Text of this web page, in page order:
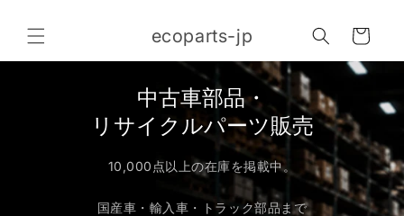
進む
ecoparts-jp
ー
ト
中古車部品・
リサイクルパーツ販売
10,000点以上の在庫を掲載中。
国産車・輸入車・トラック部品まで